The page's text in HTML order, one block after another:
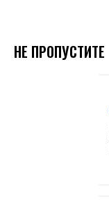
НЕ ПРОПУСТИТЕ